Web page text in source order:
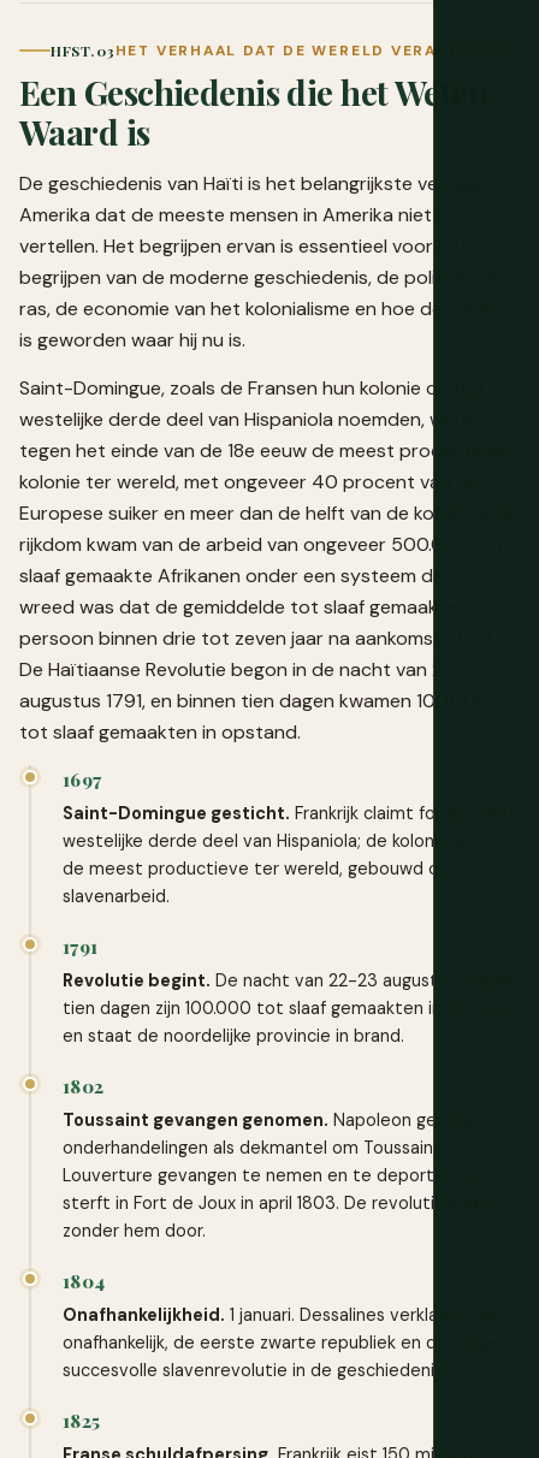
HFST. 03HET VERHAAL DAT DE WERELD VERANDERDE
Een Geschiedenis die het Weten
Waard is
De geschiedenis van Haïti is het belangrijkste verhaal in
Amerika dat de meeste mensen in Amerika niet kunnen
vertellen. Het begrijpen ervan is essentieel voor het
begrijpen van de moderne geschiedenis, de politiek van
ras, de economie van het kolonialisme en hoe de wereld
is geworden waar hij nu is.
Saint-Domingue, zoals de Fransen hun kolonie op het
westelijke derde deel van Hispaniola noemden, werd
tegen het einde van de 18e eeuw de meest productieve
kolonie ter wereld, met ongeveer 40 procent van de
Europese suiker en meer dan de helft van de koffie. Deze
rijkdom kwam van de arbeid van ongeveer 500.000 tot
slaaf gemaakte Afrikanen onder een systeem dat zo
wreed was dat de gemiddelde tot slaaf gemaakte
persoon binnen drie tot zeven jaar na aankomst stierf.
De Haïtiaanse Revolutie begon in de nacht van 22-23
augustus 1791, en binnen tien dagen kwamen 100.000
tot slaaf gemaakten in opstand.
1697
Saint-Domingue gesticht. Frankrijk claimt formeel het
westelijke derde deel van Hispaniola; de kolonie wordt
de meest productieve ter wereld, gebouwd op
slavenarbeid.
1791
Revolutie begint. De nacht van 22-23 augustus. Binnen
tien dagen zijn 100.000 tot slaaf gemaakten in opstand
en staat de noordelijke provincie in brand.
1802
Toussaint gevangen genomen. Napoleon gebruikt
onderhandelingen als dekmantel om Toussaint
Louverture gevangen te nemen en te deporteren, die
sterft in Fort de Joux in april 1803. De revolutie gaat
zonder hem door.
1804
Onafhankelijkheid. 1 januari. Dessalines verklaart Haïti
onafhankelijk, de eerste zwarte republiek en de enige
succesvolle slavenrevolutie in de geschiedenis.
1825